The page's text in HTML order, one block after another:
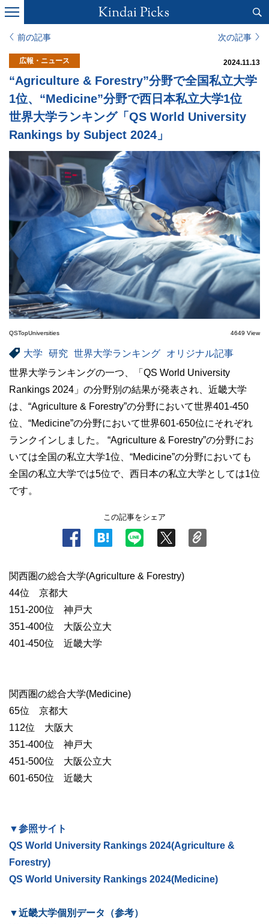
前の記事 次の記事
広報・ニュース 2024.11.13
“Agriculture & Forestry”分野で全国私立大学
1位、“Medicine”分野で西日本私立大学1位
世界大学ランキング「QS World University
Rankings by Subject 2024」
QSTopUniversities 4649 View
大学 研究 世界大学ランキング
オリジナル記事
世界大学ランキングの一つ、「QS World University
Rankings 2024」の分野別の結果が発表され、近畿大学
は、“Agriculture & Forestry”の分野において世界401-450
位、“Medicine”の分野において世界601-650位にそれぞれ
ランクインしました。 “Agriculture & Forestry”の分野にお
いては全国の私立大学1位、“Medicine”の分野においても
全国の私立大学では5位で、西日本の私立大学としては1位
です。
この記事をシェア
関西圏の総合大学(Agriculture & Forestry)
44位 京都大
151-200位 神戸大
351-400位 大阪公立大
401-450位 近畿大学
関西圏の総合大学(Medicine)
65位 京都大
112位 大阪大
351-400位 神戸大
451-500位 大阪公立大
601-650位 近畿大
▼参照サイト
QS World University Rankings 2024(Agriculture &
Forestry)
QS World University Rankings 2024(Medicine)
▼近畿大学個別データ（参考）